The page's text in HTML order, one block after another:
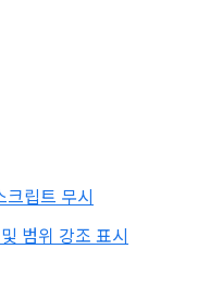
립트 무시
범위 강조 표시